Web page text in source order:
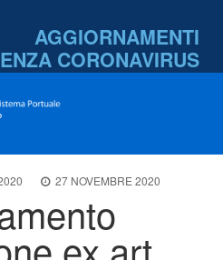
AGGIORNAMENTI
CORONAVIRUS
27 NOVEMBRE 2020
ex art.